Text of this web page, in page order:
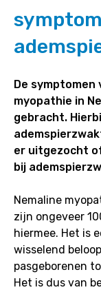
De
myopathie in
gebracht.
er uitgezocht
bij
Nemaline
zijn ongeveer
hiermee. Het is
wisselend
pasgeborenen
Het is dus van